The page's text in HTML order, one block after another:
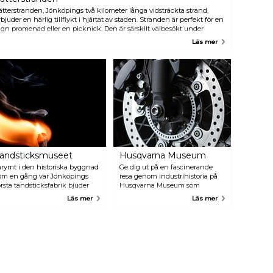
prunkande naturskådespel.
Jönköpings två kilometer långa vidsträckta strand,
en härlig tillflykt i hjärtat av staden. Stranden är perfekt för en
promenad eller en picknick. Den är särskilt välbesökt under
och lockar folkmassor som är ivriga att simma, sola
som skapar en härlig miljö alla kan njuta av.
Läs mer
i den historiska byggnad
en gång var Jönköpings
tändsticksfabrik bjuder
– det enda i
Läs mer
Husqvarna Museum
Ge dig ut på en fascinerande
resa genom industrihistoria på
Husqvarna Museum som
återspeglar över 300 år avLäs mer